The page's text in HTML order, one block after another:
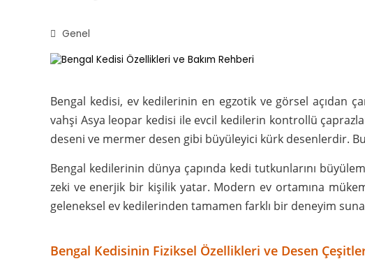
Genel
Bengal kedisi, ev kedilerinin en egzotik ve görsel açıdan
vahşi Asya leopar kedisi ile evcil kedilerin kontrollü
deseni ve mermer desen gibi büyüleyici kürk desenlerdir.
Bengal kedilerinin dünya çapında kedi tutkunlarını
zeki ve enerjik bir kişilik yatar. Modern ev ortamına
geleneksel ev kedilerinden tamamen farklı bir deneyim
Bengal Kedisinin Fiziksel Özellikleri ve Desen